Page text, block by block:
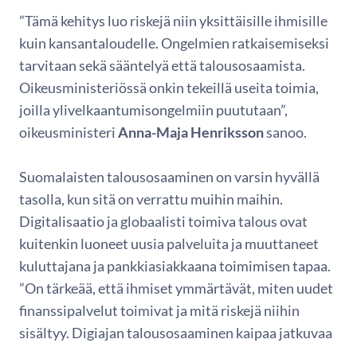
”Tämä kehitys luo riskejä niin yksittäisille ihmisille
kuin kansantaloudelle. Ongelmien ratkaisemiseksi
tarvitaan sekä sääntelyä että talousosaamista.
Oikeusministeriössä onkin tekeillä useita toimia,
joilla ylivelkaantumisongelmiin puututaan”,
oikeusministeriAnna-Maja Henrikssonsanoo.
Suomalaisten talousosaaminen on varsin hyvällä
tasolla, kun sitä on verrattu muihin maihin.
Digitalisaatio ja globaalisti toimiva talous ovat
kuitenkin luoneet uusia palveluita ja muuttaneet
kuluttajana ja pankkiasiakkaana toimimisen tapaa.
”On tärkeää, että ihmiset ymmärtävät, miten uudet
finanssipalvelut toimivat ja mitä riskejä niihin
sisältyy. Digiajan talousosaaminen kaipaa jatkuvaa